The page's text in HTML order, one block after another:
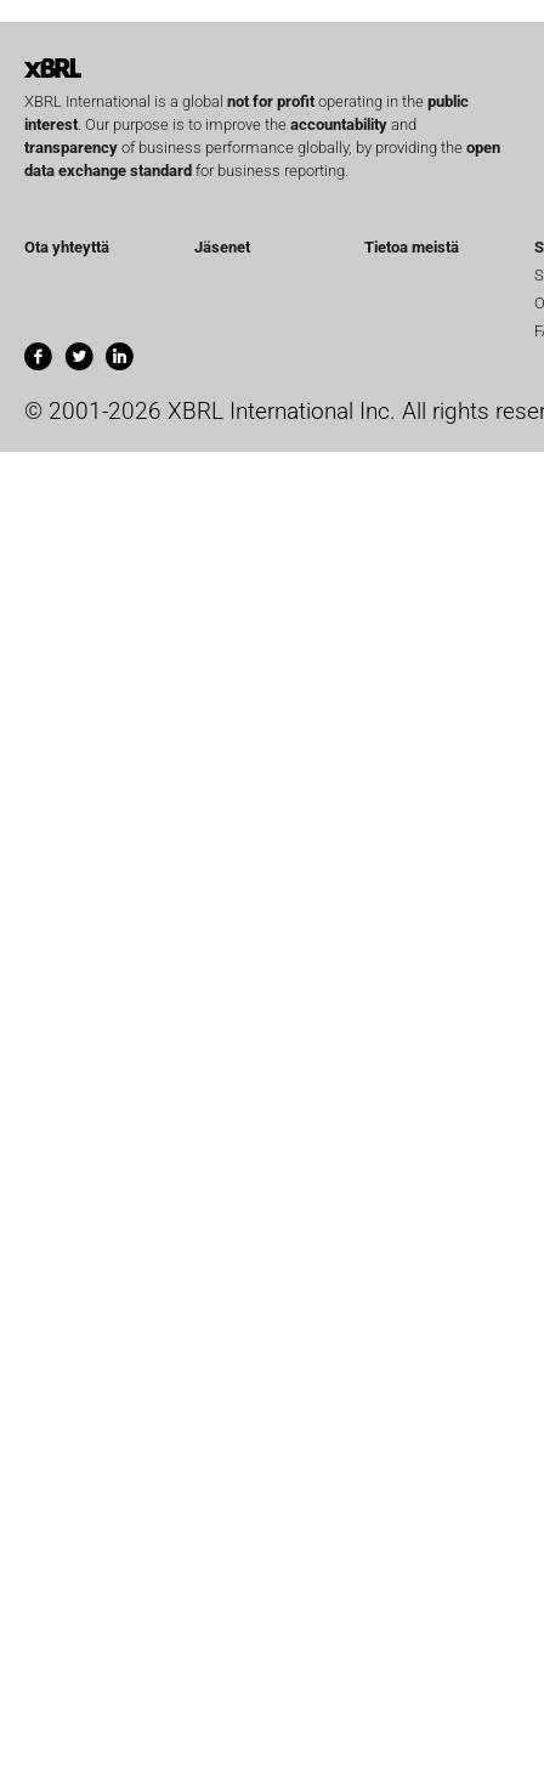
XBRL International is a global not for profitoperating in the public
interest. Our purpose is to improve the accountability and
transparency of business performance globally, by providing the open
data exchange standard for business reporting.
Ota yhteyttä Jäsenet Tietoa meistä
© 2001-2026 XBRL International Inc. All rights